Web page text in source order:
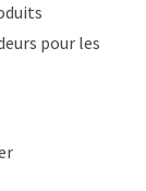
pour les